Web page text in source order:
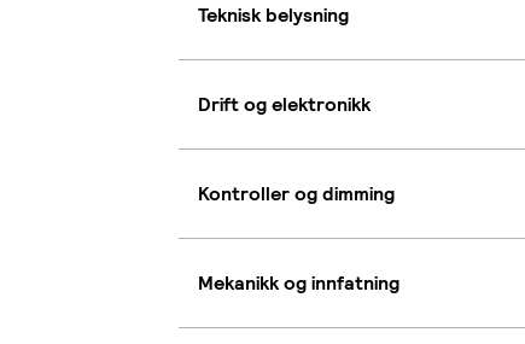
Teknisk belysning
Drift og elektronikk
Kontroller og dimming
Mekanikk og innfatning